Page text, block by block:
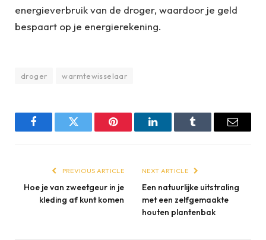
energieverbruik van de droger, waardoor je geld
bespaart op je energierekening.
droger warmtewisselaar
FacebookTwitter Pinterest LinkedInTumblr Email
PREVIOUS ARTICLE
Hoe je van zweetgeur in je
kleding af kunt komen
NEXT ARTICLE
Een natuurlijke uitstraling
met een zelfgemaakte
houten plantenbak